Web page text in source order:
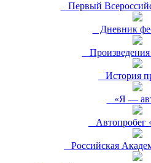
Первый
Дневник
Произведения
История
«Я —
Российская